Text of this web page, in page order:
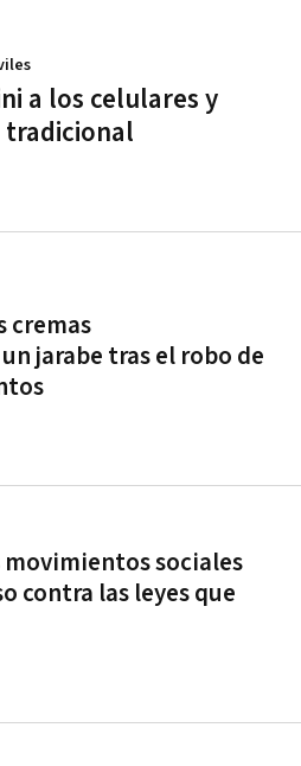
a los celulares y
tradicional
cremas
jarabe tras el robo de
movimientos sociales
contra las leyes que